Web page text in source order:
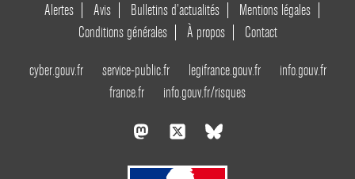
Alertes Avis Bulletins d’actualités
Mentions légales
Conditions générales
À propos Contact
cyber.gouv.fr service-public.fr legifrance.gouv.fr
info.gouv.fr
france.fr
info.gouv.fr/risques